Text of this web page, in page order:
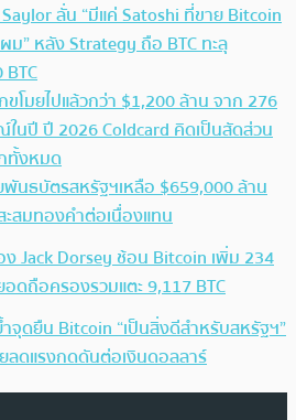
ลั่น “มีแค่ Satoshi ที่ขาย Bitcoin
ม” หลัง Strategy ถือ BTC ทะลุ
โมยไปแล้วกว่า $1,200 ล้าน จาก 276
ในปี ปี 2026 Coldcard คิดเป็นสัดส่วน
ทั้งหมด
พันธบัตรสหรัฐฯเหลือ $659,000 ล้าน
ะสมทองคำต่อเนื่องแทน
Jack Dorsey ช้อน Bitcoin เพิ่ม 234
อดถือครองรวมแตะ 9,117 BTC
จุดยืน Bitcoin “เป็นสิ่งดีสำหรับสหรัฐฯ”
ยลดแรงกดดันต่อเงินดอลลาร์